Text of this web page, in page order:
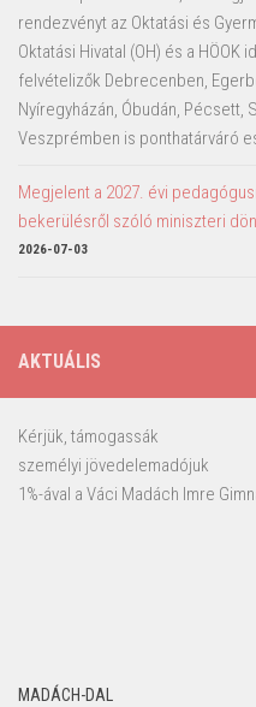
rendezvényt az Oktatási és
Oktatási Hivatal (OH) és a
felvételizők Debrecenben,
Nyíregyházán, Óbudán, Pécsett,
Veszprémben is ponthatárváró
Megjelent a 2027. évi
bekerülésről szóló miniszteri
2026-07-03
AKTUÁLIS
Kérjük, támogassák
személyi jövedelemadójuk
1%-ával a Váci Madách Imre
MADÁCH-DAL